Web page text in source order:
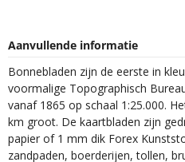
Aanvullende informatie
Bonnebladen zijn de eerste in
voormalige Topographisch
vanaf 1865 op schaal 1:25.000.
km groot. De kaartbladen zijn
papier of 1 mm dik Forex
zandpaden, boerderijen, tollen,